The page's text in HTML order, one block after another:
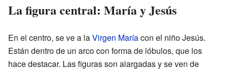
La figura central: María y Jesús
En el centro, se ve a laVirgen Maríacon el niño Jesús.
Están dentro de un arco con forma de lóbulos, que los
hace destacar. Las figuras son alargadas y se ven de